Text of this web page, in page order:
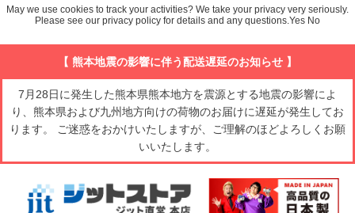
【 熊本地震の影響に伴う配送遅延のお知らせ 】
7月28日に発生した熊本県熊本地方を震源とする地震の影響によ
り、熊本県および九州地方向けの荷物のお届けに遅延が発生してお
ります。 ご迷惑をおかけいたしますが、ご理解のほどよろしくお願
いいたします。
May we use cookies to track your activities? We take your privacy very seriously.
Please see our privacy policy for details and any questions.Yes No